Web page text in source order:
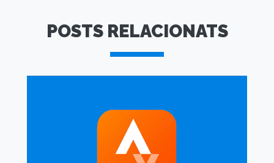
POSTS RELACIONATS